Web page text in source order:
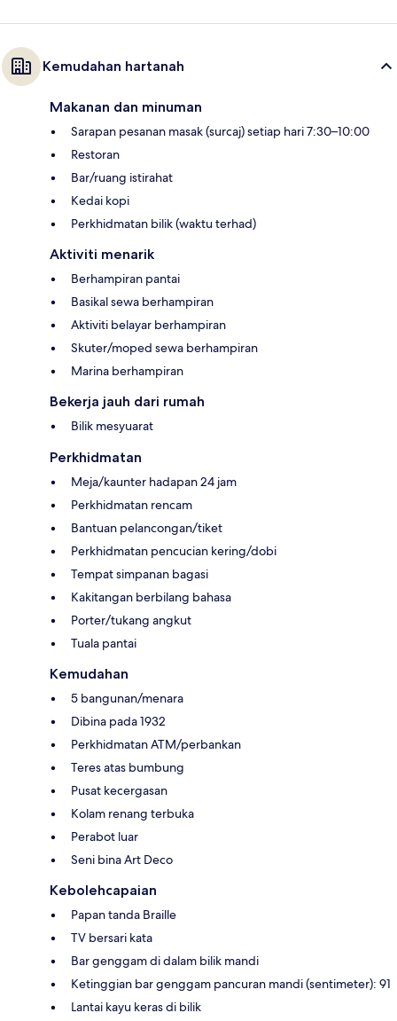
Kemudahan hartanah
Makanan dan minuman
Sarapan pesanan masak (surcaj) setiap hari 7:30–10:00
Restoran
Bar/ruang istirahat
Kedai kopi
Perkhidmatan bilik (waktu terhad)
Aktiviti menarik
Berhampiran pantai
Basikal sewa berhampiran
Aktiviti belayar berhampiran
Skuter/moped sewa berhampiran
Marina berhampiran
Bekerja jauh dari rumah
Bilik mesyuarat
Perkhidmatan
Meja/kaunter hadapan 24 jam
Perkhidmatan rencam
Bantuan pelancongan/tiket
Perkhidmatan pencucian kering/dobi
Tempat simpanan bagasi
Kakitangan berbilang bahasa
Porter/tukang angkut
Tuala pantai
Kemudahan
5 bangunan/menara
Dibina pada 1932
Perkhidmatan ATM/perbankan
Teres atas bumbung
Pusat kecergasan
Kolam renang terbuka
Perabot luar
Seni bina Art Deco
Kebolehcapaian
Papan tanda Braille
TV bersari kata
Bar genggam di dalam bilik mandi
Ketinggian bar genggam pancuran mandi (sentimeter): 91
Lantai kayu keras di bilik